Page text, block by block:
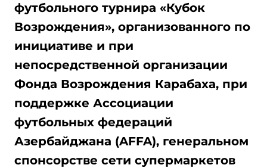
футбольного турнира «Кубок
Возрождения», организованного по
инициативе и при
непосредственной организации
Фонда Возрождения Карабаха, при
поддержке Ассоциации
футбольных федераций
Азербайджана (AFFA), генеральном
спонсорстве сети супермаркетов